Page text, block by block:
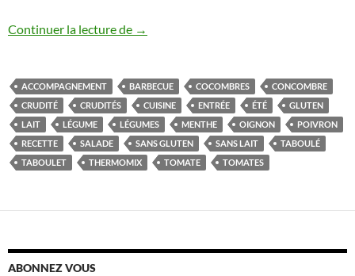
Continuer la lecture de Taboulé express thermomix ou sans
→
ACCOMPAGNEMENT BARBECUE COCOMBRES
CONCOMBRE
CRUDITÉ
CRUDITÉS CUISINE ENTRÉE ÉTÉ
GLUTEN
LAIT
LÉGUME LÉGUMES MENTHE OIGNON
POIVRON
RECETTE
SALADE SANS GLUTEN SANS LAIT
TABOULÉ
TABOULET
THERMOMIX TOMATE TOMATES
ABONNEZ VOUS